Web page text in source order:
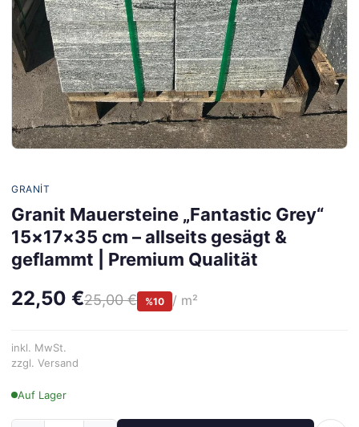
GRANIT
Granit Mauersteine „Fantastic Grey“
15×17×35 cm – allseits gesägt &
geflammt | Premium Qualität
22,50 €25,00 € %10 / m²
inkl. MwSt.
zzgl. Versand
Auf Lager